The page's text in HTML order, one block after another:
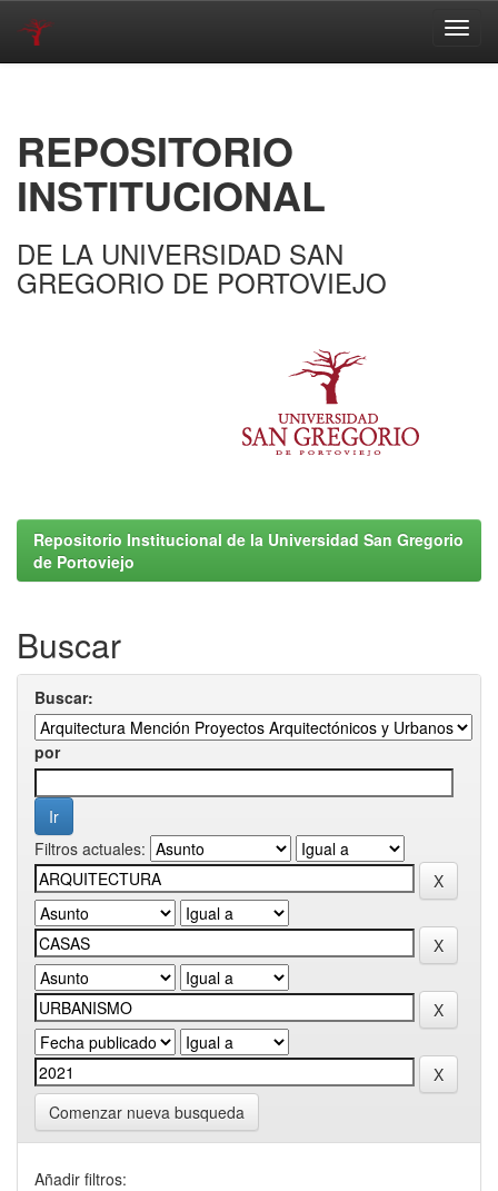
REPOSITORIO
INSTITUCIONAL
DE LA UNIVERSIDAD SAN
GREGORIO DE PORTOVIEJO
Repositorio Institucional de la Universidad San Gregorio
de Portoviejo
Buscar
Buscar:
por
Filtros actuales:
Comenzar nueva busqueda
Añadir filtros: